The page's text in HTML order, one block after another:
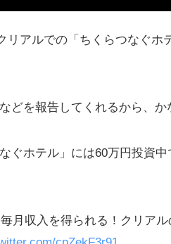
アルでの「ちくらつなぐホ
どを報告してくれるから、か
ぐホテル」には60万円投資
月収入を得られる！クリア